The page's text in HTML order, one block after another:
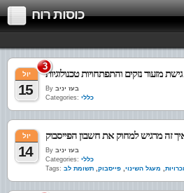
כוסות רוח
3
יול
15
גישת מזעור נזקים והתפתחויות טכנולוגיות
By בעז יניב
Categories: כללי
יול
14
זה מרגיש למחוק את חשבון הפייסבוק
By בעז יניב
Categories: כללי
Tags:
, מעגל השינוי, פייסבוק, תשומת לב